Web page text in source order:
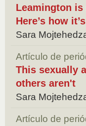
Leamington
Here’s how
Sara
Artículo de
This sexually
others aren't
Sara
Artículo de